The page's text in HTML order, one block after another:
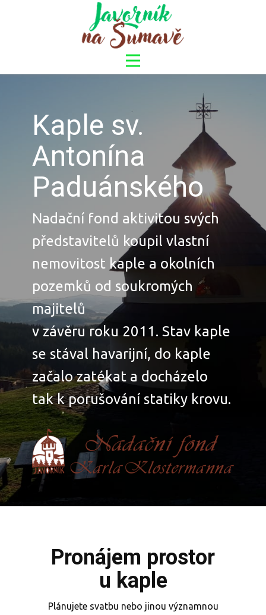
Kaple sv.
Antonína
Paduánského
Nadační fond aktivitou svých
představitelů koupil vlastní
nemovitost kaple a okolních
pozemků od soukromých
majitelů
v závěru roku 2011. Stav kaple
se stával havarijní, do kaple
začalo zatékat a docházelo
tak k porušování statiky krovu.
Pronájem prostor
u kaple
Plánujete svatbu nebo jinou významnou